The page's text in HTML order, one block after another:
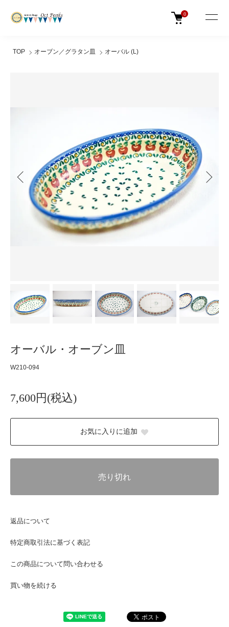
0
TOP オーブン／グラタン皿 オーバル (L)
オーバル・オーブン皿
W210-094
7,600円(税込)
お気に入りに追加
売り切れ
返品について
特定商取引法に基づく表記
この商品について問い合わせる
買い物を続ける